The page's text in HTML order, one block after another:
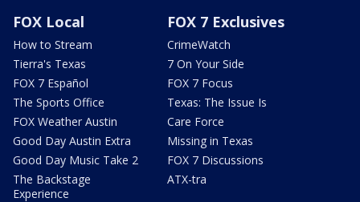
FOX Local
How to Stream
Tierra's Texas
FOX 7 Español
The Sports Office
FOX Weather Austin
Good Day Austin Extra
Good Day Music Take 2
The Backstage
Experience
FOX 7 Exclusives
CrimeWatch
7 On Your Side
FOX 7 Focus
Texas: The Issue Is
Care Force
Missing in Texas
FOX 7 Discussions
ATX-tra